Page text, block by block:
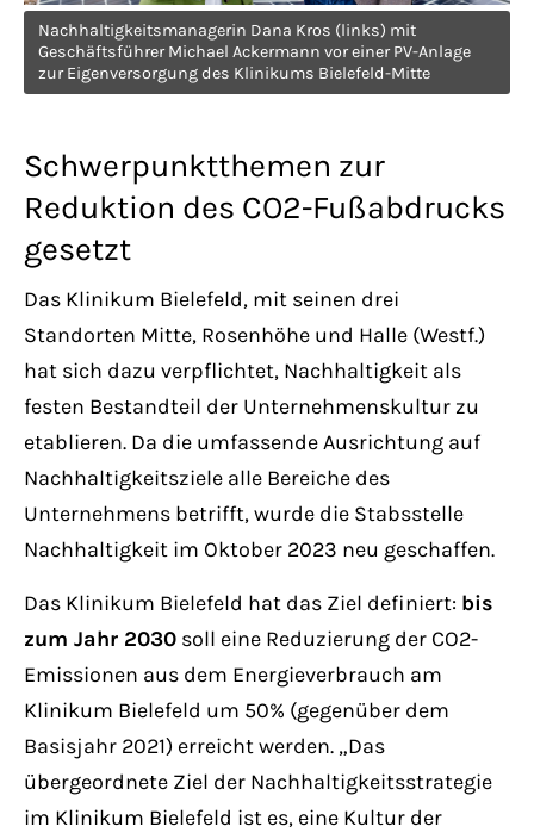
Have any questions?
+44 1234 567 890
About us
adipiscing elit.
Aenean commodo ligula eget dolor. Aenean
massa. Cum sociis natoque penatibus et
magnis dis parturient montes, nascetur
ridiculus mus. Donec quam felis, ultricies
nec.
Nachhaltigkeitsmanagerin Dana Kros (links) mit
Geschäftsführer Michael Ackermann vor einer PV-Anlage
zur Eigenversorgung des Klinikums Bielefeld-Mitte
Schwerpunktthemen zur
Reduktion des CO2-Fußabdrucks
gesetzt
Das Klinikum Bielefeld, mit seinen drei
Standorten Mitte, Rosenhöhe und Halle (Westf.)
hat sich dazu verpflichtet, Nachhaltigkeit als
festen Bestandteil der Unternehmenskultur zu
etablieren. Da die umfassende Ausrichtung auf
Nachhaltigkeitsziele alle Bereiche des
Unternehmens betrifft, wurde die Stabsstelle
Nachhaltigkeit im Oktober 2023 neu geschaffen.
Das Klinikum Bielefeld hat das Ziel definiert: bis
zum Jahr 2030 soll eine Reduzierung der CO2-
Emissionen aus dem Energieverbrauch am
Klinikum Bielefeld um 50% (gegenüber dem
Basisjahr 2021) erreicht werden. „Das
übergeordnete Ziel der Nachhaltigkeitsstrategie
im Klinikum Bielefeld ist es, eine Kultur der